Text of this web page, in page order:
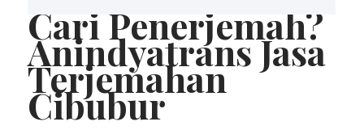
Cari Penerjemah?
Anindyatrans Jasa
Terjemahan
Cibubur